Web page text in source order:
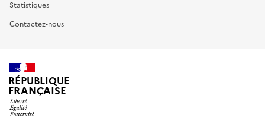
Statistiques
Contactez-nous
RÉPUBLIQUE
FRANÇAISE